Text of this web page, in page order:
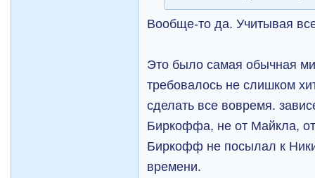
Вообще-то да. Учитывая
Это было самая обычная
требовалось не слишком
сделать все вовремя.
Биркоффа, не от Майкла,
Биркофф не посылал к
времени.